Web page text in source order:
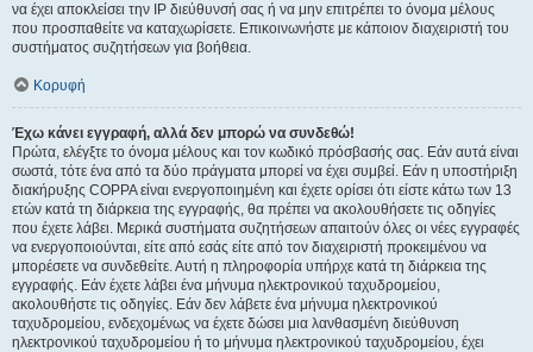
να έχει αποκλείσει την IP διεύθυνσή σας ή να μην επιτρέπει το όνομα μέλους
που προσπαθείτε να καταχωρίσετε. Επικοινωνήστε με κάποιον διαχειριστή του
συστήματος συζητήσεων για βοήθεια.
Κορυφή
Έχω κάνει εγγραφή, αλλά δεν μπορώ να συνδεθώ!
Πρώτα, ελέγξτε το όνομα μέλους και τον κωδικό πρόσβασής σας. Εάν αυτά είναι
σωστά, τότε ένα από τα δύο πράγματα μπορεί να έχει συμβεί. Εάν η υποστήριξη
διακήρυξης COPPA είναι ενεργοποιημένη και έχετε ορίσει ότι είστε κάτω των 13
ετών κατά τη διάρκεια της εγγραφής, θα πρέπει να ακολουθήσετε τις οδηγίες
που έχετε λάβει. Μερικά συστήματα συζητήσεων απαιτούν όλες οι νέες εγγραφές
να ενεργοποιούνται, είτε από εσάς είτε από τον διαχειριστή προκειμένου να
μπορέσετε να συνδεθείτε. Αυτή η πληροφορία υπήρχε κατά τη διάρκεια της
εγγραφής. Εάν έχετε λάβει ένα μήνυμα ηλεκτρονικού ταχυδρομείου,
ακολουθήστε τις οδηγίες. Εάν δεν λάβετε ένα μήνυμα ηλεκτρονικού
ταχυδρομείου, ενδεχομένως να έχετε δώσει μια λανθασμένη διεύθυνση
ηλεκτρονικού ταχυδρομείου ή το μήνυμα ηλεκτρονικού ταχυδρομείου, έχει